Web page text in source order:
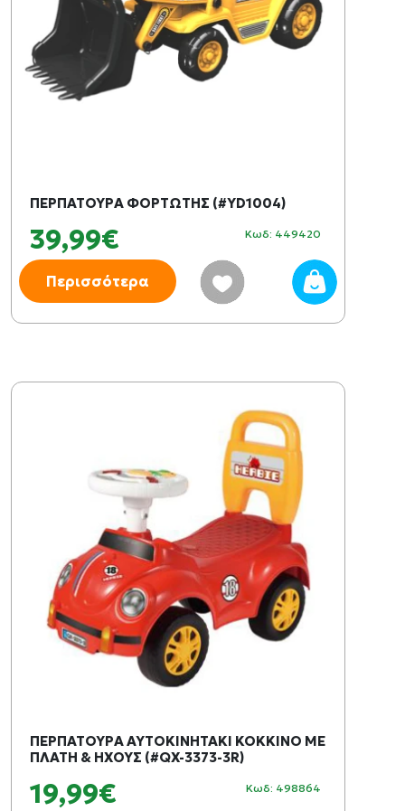
ΠΕΡΠΑΤΟΥΡΑ ΦΟΡΤΩΤΗΣ (#YD1004)
39,99€ Κωδ: 449420
Περισσότερα
ΠΕΡΠΑΤΟΥΡΑ ΑΥΤΟΚΙΝΗΤΑΚΙ ΚΟΚΚΙΝΟ ΜΕ
ΠΛΑΤΗ & ΗΧΟΥΣ (#QX-3373-3R)
19,99€ Κωδ: 498864